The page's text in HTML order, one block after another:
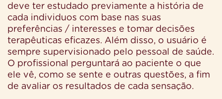
deve ter estudado previamente a história de
cada individuos com base nas suas
preferências / interesses e tomar decisões
terapêuticas eficazes. Além disso, o usuário é
sempre supervisionado pelo pessoal de saúde.
O profissional perguntará ao paciente o que
ele vê, como se sente e outras questões, a fim
de avaliar os resultados de cada sensação.